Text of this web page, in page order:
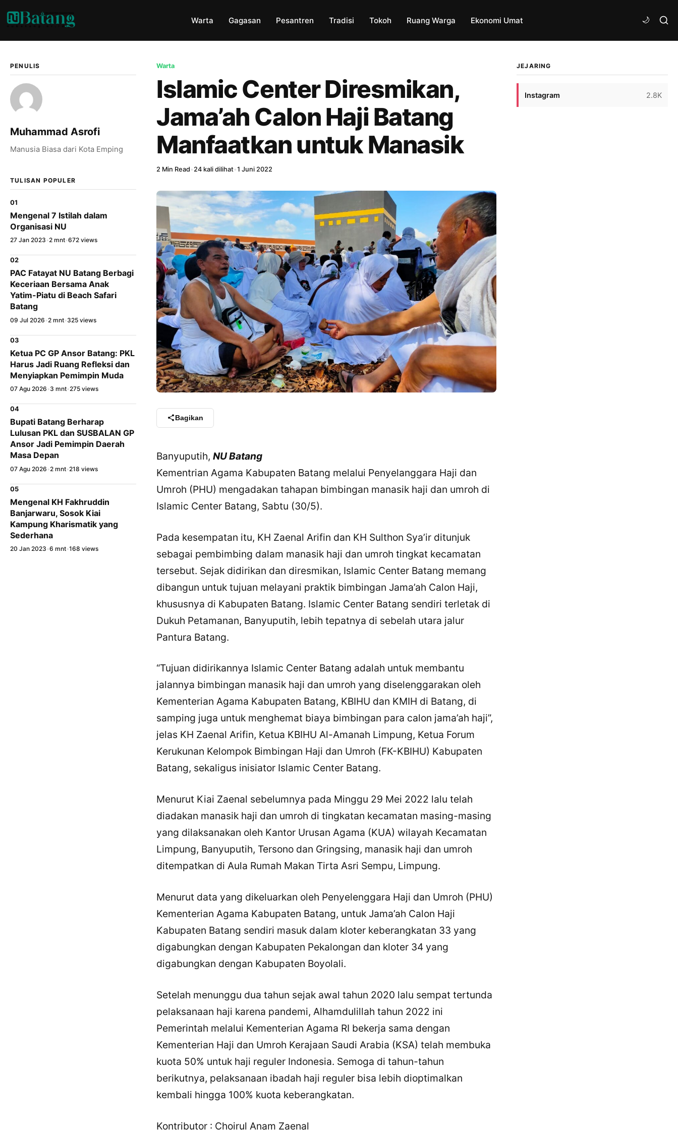
Warta Gagasan Pesantren Tradisi Tokoh Ruang Warga Ekonomi Umat
PENULIS
Muhammad Asrofi
Manusia Biasa dari Kota Emping
TULISAN POPULER
01
Mengenal 7 Istilah dalam
Organisasi NU
27 Jan 2023 •2 mnt•672 views
02
PAC Fatayat NU Batang Berbagi
Keceriaan Bersama Anak
Yatim-Piatu di Beach Safari
Batang
09 Jul 2026 •2 mnt•325 views
03
Ketua PC GP Ansor Batang: PKL
Harus Jadi Ruang Refleksi dan
Menyiapkan Pemimpin Muda
07 Agu 2026 •3 mnt•275 views
04
Bupati Batang Berharap
Lulusan PKL dan SUSBALAN GP
Ansor Jadi Pemimpin Daerah
Masa Depan
07 Agu 2026 •2 mnt•218 views
05
Mengenal KH Fakhruddin
Banjarwaru, Sosok Kiai
Kampung Kharismatik yang
Sederhana
20 Jan 2023 •6 mnt•168 views
Warta
Islamic Center Diresmikan,
Jama’ah Calon Haji Batang
Manfaatkan untuk Manasik
2 Min Read •24 kali dilihat•1 Juni 2022
Bagikan
Banyuputih, NU Batang
Kementrian Agama Kabupaten Batang melalui Penyelanggara Haji dan
Umroh (PHU) mengadakan tahapan bimbingan manasik haji dan umroh di
Islamic Center Batang, Sabtu (30/5).
Pada kesempatan itu, KH Zaenal Arifin dan KH Sulthon Sya’ir ditunjuk
sebagai pembimbing dalam manasik haji dan umroh tingkat kecamatan
tersebut. Sejak didirikan dan diresmikan, Islamic Center Batang memang
dibangun untuk tujuan melayani praktik bimbingan Jama’ah Calon Haji,
khususnya di Kabupaten Batang. Islamic Center Batang sendiri terletak di
Dukuh Petamanan, Banyuputih, lebih tepatnya di sebelah utara jalur
Pantura Batang.
“Tujuan didirikannya Islamic Center Batang adalah untuk membantu
jalannya bimbingan manasik haji dan umroh yang diselenggarakan oleh
Kementerian Agama Kabupaten Batang, KBIHU dan KMIH di Batang, di
samping juga untuk menghemat biaya bimbingan para calon jama’ah haji”,
jelas KH Zaenal Arifin, Ketua KBIHU Al-Amanah Limpung, Ketua Forum
Kerukunan Kelompok Bimbingan Haji dan Umroh (FK-KBIHU) Kabupaten
Batang, sekaligus inisiator Islamic Center Batang.
Menurut Kiai Zaenal sebelumnya pada Minggu 29 Mei 2022 lalu telah
diadakan manasik haji dan umroh di tingkatan kecamatan masing-masing
yang dilaksanakan oleh Kantor Urusan Agama (KUA) wilayah Kecamatan
Limpung, Banyuputih, Tersono dan Gringsing, manasik haji dan umroh
ditempatkan di Aula Rumah Makan Tirta Asri Sempu, Limpung.
Menurut data yang dikeluarkan oleh Penyelenggara Haji dan Umroh (PHU)
Kementerian Agama Kabupaten Batang, untuk Jama’ah Calon Haji
Kabupaten Batang sendiri masuk dalam kloter keberangkatan 33 yang
digabungkan dengan Kabupaten Pekalongan dan kloter 34 yang
digabungkan dengan Kabupaten Boyolali.
Setelah menunggu dua tahun sejak awal tahun 2020 lalu sempat tertunda
pelaksanaan haji karena pandemi, Alhamdulillah tahun 2022 ini
Pemerintah melalui Kementerian Agama RI bekerja sama dengan
Kementerian Haji dan Umroh Kerajaan Saudi Arabia (KSA) telah membuka
kuota 50% untuk haji reguler Indonesia. Semoga di tahun-tahun
berikutnya, pelaksanaan ibadah haji reguler bisa lebih dioptimalkan
kembali hingga 100% kuota keberangkatan.
Kontributor : Choirul Anam Zaenal
JEJARING
Instagram 2.8K
Bagikan Tulisan Ini ×
WhatsApp
X / Twitter
LinkedIn